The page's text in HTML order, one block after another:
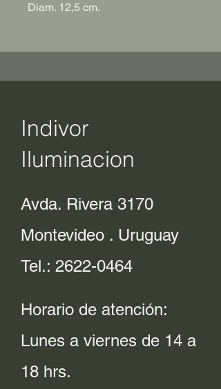
Diam. 12,5 cm.
Indivor
Iluminacion
Avda. Rivera 3170
Montevideo . Uruguay
Tel.: 2622-0464
Horario de atención:
Lunes a viernes de 14 a
18 hrs.